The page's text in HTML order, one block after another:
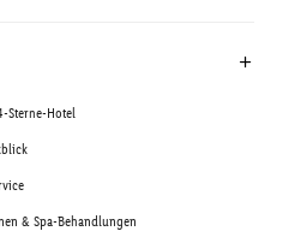
Sterne-Hotel
& Spa-Behandlungen